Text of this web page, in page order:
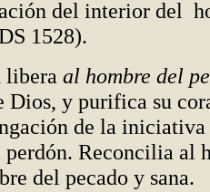
del interior del
1528).
al hombre del
Dios, y purifica su
de la
Reconcilia al
del pecado y sana.